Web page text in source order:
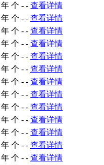
年 个 - - 查看详情
年 个 - - 查看详情
年 个 - - 查看详情
年 个 - - 查看详情
年 个 - - 查看详情
年 个 - - 查看详情
年 个 - - 查看详情
年 个 - - 查看详情
年 个 - - 查看详情
年 个 - - 查看详情
年 个 - - 查看详情
年 个 - - 查看详情
年 个 - - 查看详情